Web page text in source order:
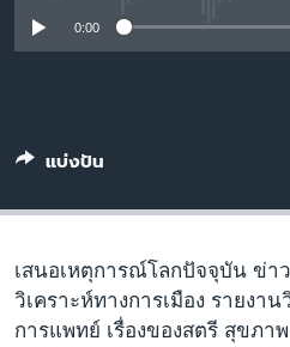
0:00
แบ่งปัน
เสนอเหตุการณ์โลกปัจจุบัน ข่า
วิเคราะห์ทางการเมือง รายงา
การแพทย์ เรื่องของสตรี สุขภา